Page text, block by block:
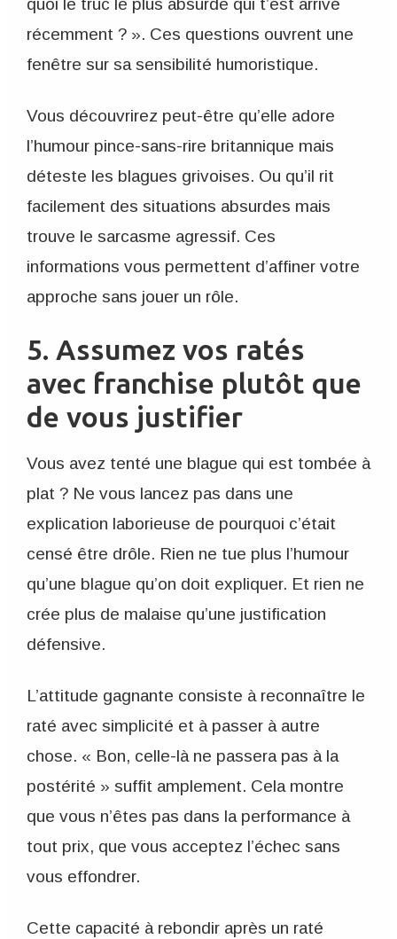
quoi le truc le plus absurde qui t’est arrivé
récemment ? ». Ces questions ouvrent une
fenêtre sur sa sensibilité humoristique.
Vous découvrirez peut-être qu’elle adore
l’humour pince-sans-rire britannique mais
déteste les blagues grivoises. Ou qu’il rit
facilement des situations absurdes mais
trouve le sarcasme agressif. Ces
informations vous permettent d’affiner votre
approche sans jouer un rôle.
5. Assumez vos ratés
avec franchise plutôt que
de vous justifier
Vous avez tenté une blague qui est tombée à
plat ? Ne vous lancez pas dans une
explication laborieuse de pourquoi c’était
censé être drôle. Rien ne tue plus l’humour
qu’une blague qu’on doit expliquer. Et rien ne
crée plus de malaise qu’une justification
défensive.
L’attitude gagnante consiste à reconnaître le
raté avec simplicité et à passer à autre
chose. « Bon, celle-là ne passera pas à la
postérité » suffit amplement. Cela montre
que vous n’êtes pas dans la performance à
tout prix, que vous acceptez l’échec sans
vous effondrer.
Cette capacité à rebondir après un raté